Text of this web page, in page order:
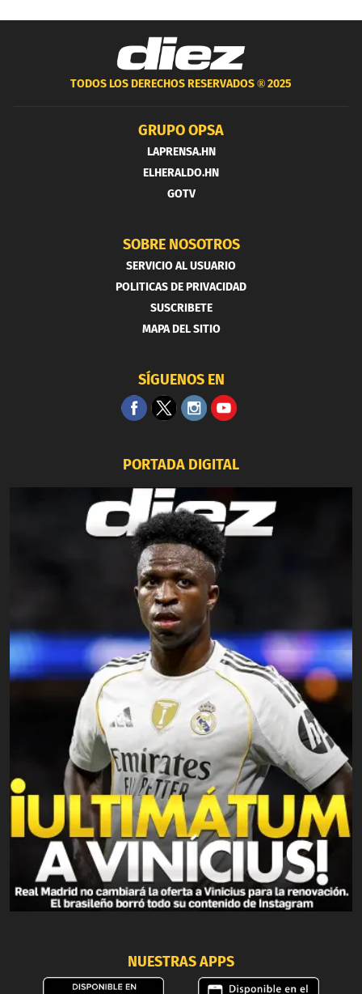
TODOS LOS DERECHOS RESERVADOS ®2025
GRUPO OPSA
LAPRENSA.HN
ELHERALDO.HN
GOTV
SOBRE NOSOTROS
SERVICIO AL USUARIO
POLITICAS DE PRIVACIDAD
SUSCRIBETE
MAPA DEL SITIO
SÍGUENOS EN
PORTADA DIGITAL
NUESTRAS APPS